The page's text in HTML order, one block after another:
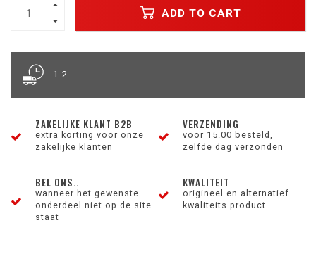
ADD TO CART
1-2
ZAKELIJKE KLANT B2B
extra korting voor onze
zakelijke klanten
VERZENDING
voor 15.00 besteld,
zelfde dag verzonden
BEL ONS..
wanneer het gewenste
onderdeel niet op de site
staat
KWALITEIT
origineel en alternatief
kwaliteits product